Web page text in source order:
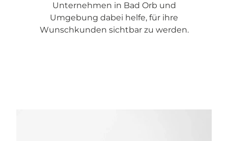
Unternehmen in Bad Orb und
Umgebung dabei helfe, für ihre
Wunschkunden sichtbar zu werden.